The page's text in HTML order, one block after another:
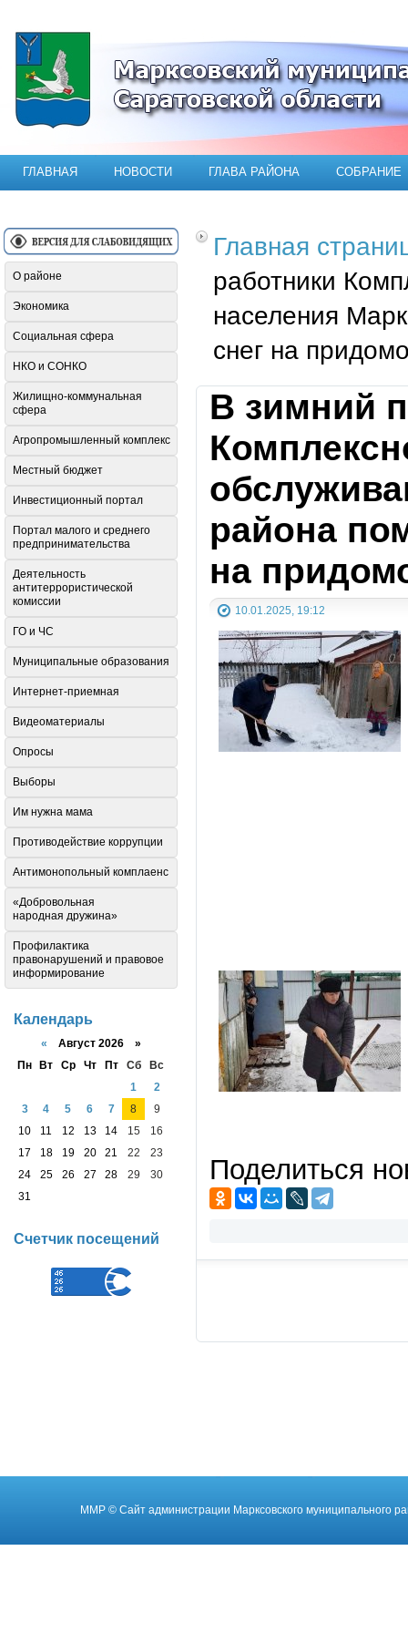
Официальный сайт Марксовского
ГЛАВНАЯ НОВОСТИ ГЛАВА РАЙОНА СОБРАНИЕ
Главная
работники
населения
снег на
В зимний
района
на
10.01.2025, 19:12
Поделиться
О районе
Экономика
Социальная сфера
НКО и СОНКО
Жилищно-коммунальная
сфера
Агропромышленный комплекс
Местный бюджет
Инвестиционный портал
Портал малого и среднего
предпринимательства
Деятельность
антитеррористической
комиссии
ГО и ЧС
Муниципальные образования
Интернет-приемная
Видеоматериалы
Опросы
Выборы
Им нужна мама
Противодействие коррупции
Антимонопольный комплаенс
«Добровольная
народная дружина»
Профилактика
правонарушений и правовое
информирование
Календарь
« Август 2026 »
Пн
Вт Ср Чт Пт Сб
Вс
1
2
3
4 5 6 7 8
9
10
11 12 13 14 15
16
17
18 19 20 21 22
23
24
25 26 27 28 29
30
31
Счетчик посещений
ММР © Cайт администрации Марксовского муниципального